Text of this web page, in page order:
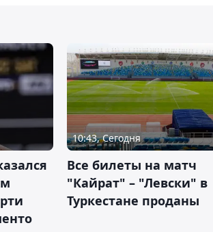
10:43, Сегодня
Все билеты на матч
"Кайрат" – "Левски" в
Туркестане проданы